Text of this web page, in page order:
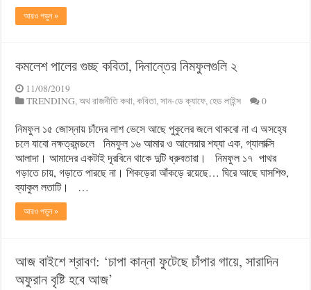
আরও পড়ুন »
কমলেশ পালের গুচ্ছ কবিতা, দিনান্তের নিমফুলগুলি ২
11/08/2019
TRENDING,অথ রাজনীতি কথা,কবিতা,সান-ডে ক্যাফে,হেড লাইন্স 0
নিমফুল ১৫ জোস্নায় চাঁদের লাশ ভেসে আছে পুকুলের জলে থাকবো না এ অসহ্যে
চলে যাবো নক্ষত্রমন্ডলে নিমফুল ১৬ আমার ও আলেয়ার শয্যা এক, গ্যালাক্সি
আলাদা। আমাদের একটাই দূরবিনে থাকে দুটি ধ্রুবতারা। নিমফুল ১৭ পাথর
গড়াতে চায়, গড়াতে পারছে না। শিকড়েরা আঁকড়ে রয়েছে… ঘিরে আছে ঘাসশিশু,
ব্যাকুল লতাটি। …
আরও পড়ুন »
আজ বাইশে শ্রাবণ: ‘চাপা কান্না ফুটেছে চাঁপার গায়ে, সারাদিন
অফুরান বৃষ্টি হবে আজ’